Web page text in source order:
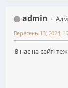
admin
Вересень 13, 2024,
В нас на сайті